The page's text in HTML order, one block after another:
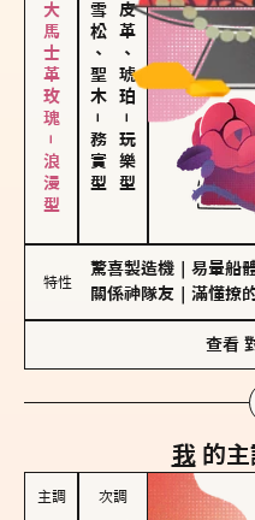
大馬士革玫瑰－浪漫型 雪松、聖木
－
務實型
皮革、琥珀
－
玩樂型
特性
驚喜製造機 易暈船
關係神隊友
滿懂撩
查看
我 的
主調 次調